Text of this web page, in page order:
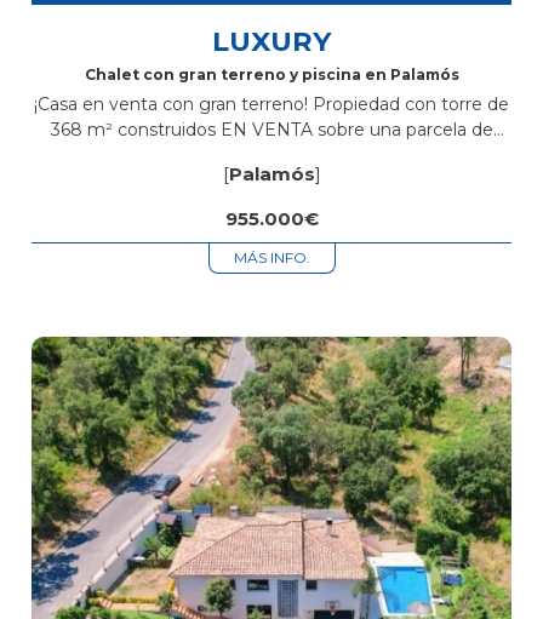
LUXURY
Chalet con gran terreno y piscina en Palamós
¡Casa en venta con gran terreno! Propiedad con torre de
368 m² construidos EN VENTA sobre una parcela de
disfrutar...
[Palamós]
955.000€
MÁS INFO.